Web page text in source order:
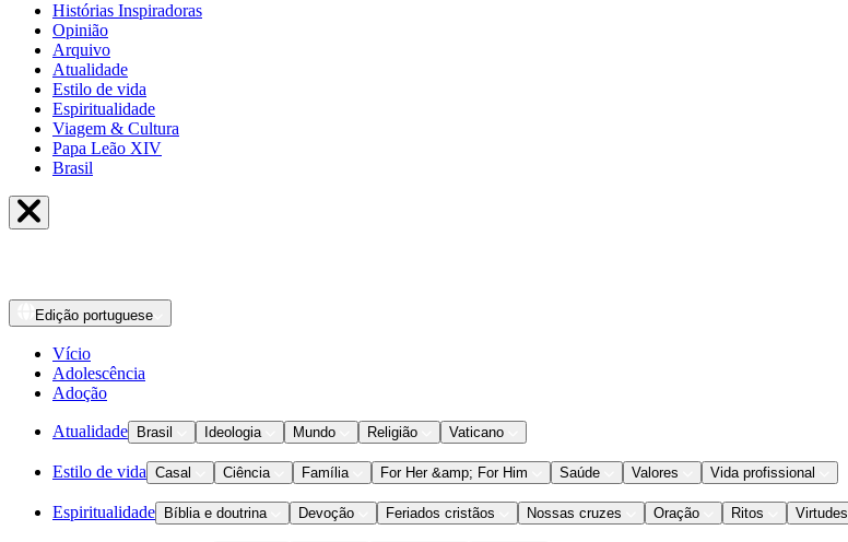
Histórias Inspiradoras
Opinião
Arquivo
Atualidade
Estilo de vida
Espiritualidade
Viagem & Cultura
Papa Leão XIV
Brasil
Edição portuguese
Vício
Adolescência
Adoção
Atualidade Brasil Ideologia Mundo Religião Vaticano
Estilo de vida Casal Ciência Família For Her &amp; For Him Saúde Valores Vida profissional
Espiritualidade Bíblia e doutrina Devoção Feriados cristãos Nossas cruzes Oração Ritos Virtudes